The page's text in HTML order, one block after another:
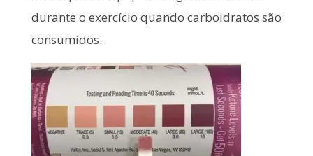
durante o exercício quando carboidratos são
consumidos.